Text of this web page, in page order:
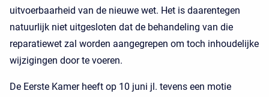
uitvoerbaarheid van de nieuwe wet. Het is daarentegen
natuurlijk niet uitgesloten dat de behandeling van die
reparatiewet zal worden aangegrepen om toch inhoudelijke
wijzigingen door te voeren.
De Eerste Kamer heeft op 10 juni jl. tevens een motie